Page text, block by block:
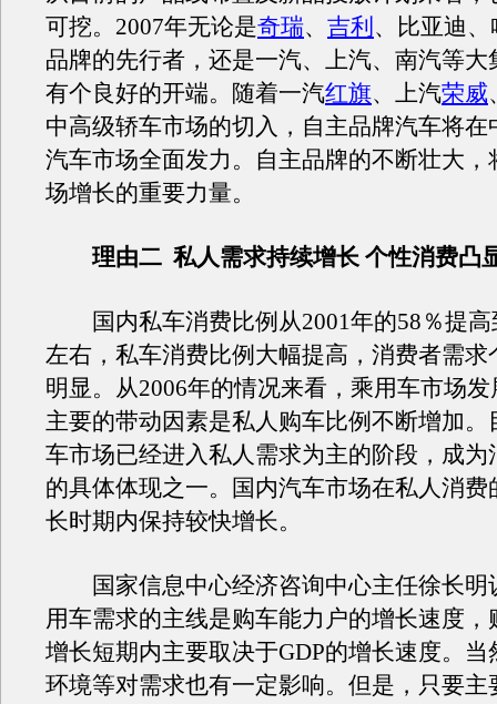
可挖。2007年无论是奇瑞、 吉利 、比亚迪
品牌的先行者，还是一汽、上汽、南汽等大
有个良好的开端。随着一汽红旗、上汽荣威
中高级轿车市场的切入，自主品牌汽车将在
汽车市场全面发力。自主品牌的不断壮大，
场增长的重要力量。
理由二 私人需求持续增长 个性消费凸
国内私车消费比例从2001年的58％提高
左右，私车消费比例大幅提高，消费者需求
明显。从2006年的情况来看，乘用车市场
主要的带动因素是私人购车比例不断增加。
车市场已经进入私人需求为主的阶段，成为
的具体体现之一。国内汽车市场在私人消费
长时期内保持较快增长。
国家信息中心经济咨询中心主任徐长明
用车需求的主线是购车能力户的增长速度，
增长短期内主要取决于GDP的增长速度。当
环境等对需求也有一定影响。但是，只要主